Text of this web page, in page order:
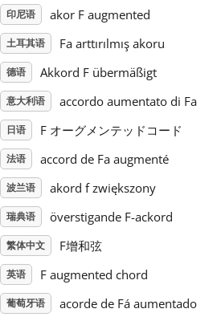
Svenska
Tiếng Việt
简体中文
繁體中文
印尼语 akor F augmented
土耳其语 Fa arttırılmış akoru
德语 Akkord F übermäßigt
意大利语 accordo aumentato di Fa
日语 F オーグメンテッドコード
法语 accord de Fa augmenté
波兰语 akord f zwiększony
瑞典语 överstigande F-ackord
繁体中文 F增和弦
英语 F augmented chord
葡萄牙语 acorde de Fá aumentado